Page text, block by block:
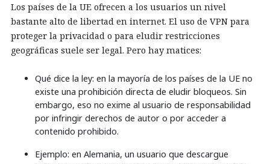
Los países de la UE ofrecen a los usuarios un nivel
bastante alto de libertad en internet. El uso de VPN para
proteger la privacidad o para eludir restricciones
geográficas suele ser legal. Pero hay matices:
Qué dice la ley: en la mayoría de los países de la UE no
existe una prohibición directa de eludir bloqueos. Sin
embargo, eso no exime al usuario de responsabilidad
por infringir derechos de autor o por acceder a
contenido prohibido.
Ejemplo: en Alemania, un usuario que descargue